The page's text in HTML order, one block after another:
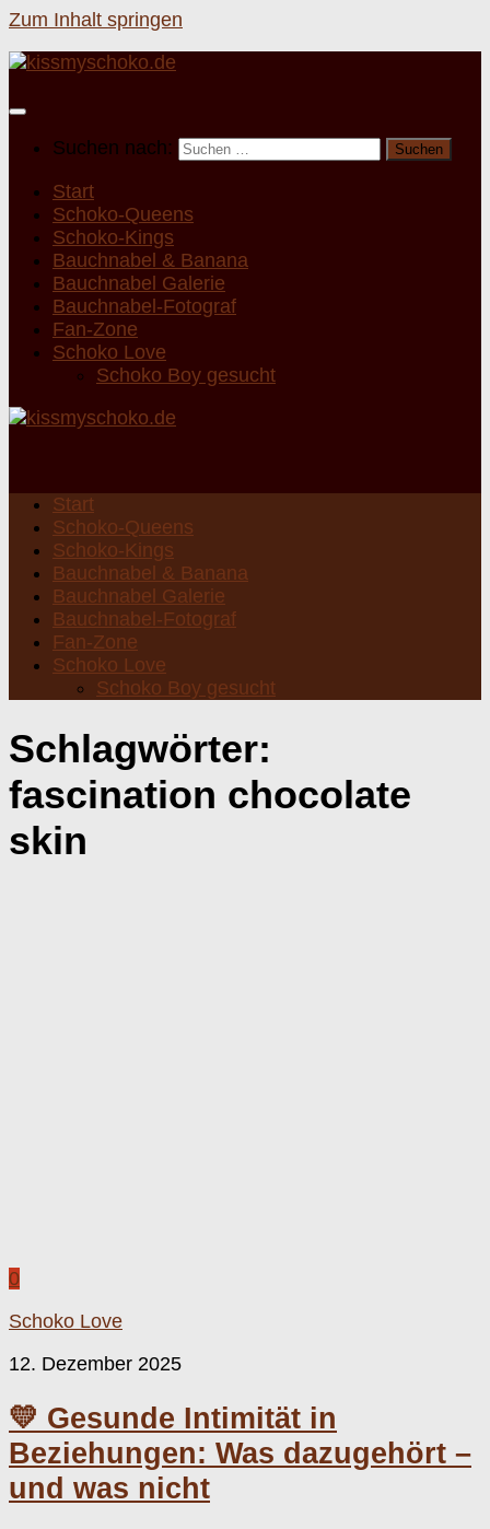
Zum Inhalt springen
Suchen nach:
Start
Schoko-Queens
Schoko-Kings
Bauchnabel & Banana
Bauchnabel Galerie
Bauchnabel-Fotograf
Fan-Zone
Schoko Love
Schoko Boy gesucht
Start
Schoko-Queens
Schoko-Kings
Bauchnabel & Banana
Bauchnabel Galerie
Bauchnabel-Fotograf
Fan-Zone
Schoko Love
Schoko Boy gesucht
Schlagwörter:
fascination chocolate
skin
0
Schoko Love
12. Dezember 2025
💛 Gesunde Intimität in
Beziehungen: Was dazugehört –
und was nicht